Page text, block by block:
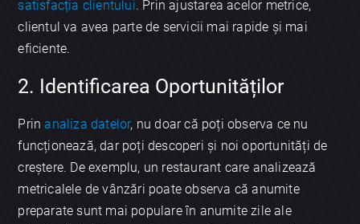
satisfacția clientului. Prin ajustarea acelor metrice,
clientul va avea parte de servicii mai rapide și mai
eficiente.
2. Identificarea Oportunităților
Prinanaliza datelor, nu doar că poți observa ce nu
funcționează, dar poți descoperi și noi oportunități de
creștere. De exemplu, un restaurant care analizează
metricalele de vânzări poate observa că anumite
preparate sunt mai populare în anumite zile ale